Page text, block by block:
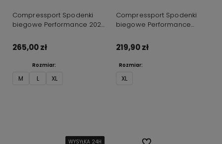
Compressport Spodenki
biegowe Performance 2025
265,00 zł
Rozmiar:
M L XL
Compressport Spodenki
biegowe Performance
219,90 zł
Rozmiar:
XL
WYSYŁKA 24H
WYSYŁKA 24H
WYSYŁKA 24H
WYSYŁKA 24H
WYSYŁKA 24H
WYSYŁKA 24H